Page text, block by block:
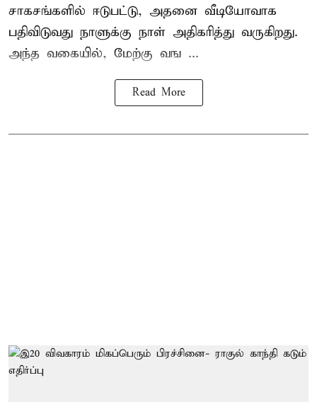
சாகசங்களில் ஈடுபட்டு, அதனை வீடியோவாக
பதிவிடுவது நாளுக்கு நாள் அதிகரித்து வருகிறது.
அந்த வகையில், மேற்கு வங ...
Read More